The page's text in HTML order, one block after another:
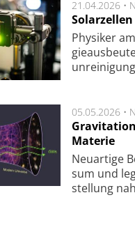
21.04.2026 •
Physiker
05.05.2026 •
Materie
Neu­artige
sum und
stel­lung